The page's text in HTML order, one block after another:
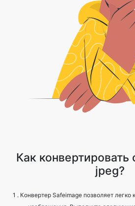
Как конвертировать
1 . Конвертер Safeimage позволяет легко
изображения. Выполните
2 . Просто загрузите файл изображения.
3 . Нажмите на